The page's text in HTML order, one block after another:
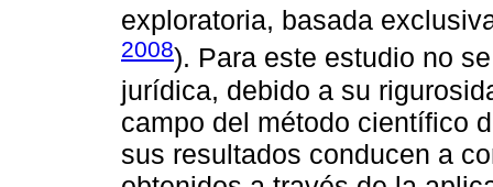
exploratoria, basada
2008). Para este estudio no
jurídica, debido a su
campo del método científico
sus resultados conducen a